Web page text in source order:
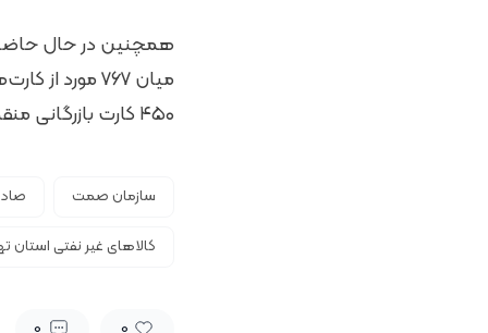
میان ۷۶۷
۴۵۰ کارت بازرگانی منقضی و ۳۱۸ کارت بازرگانی نیز دارای اعتبار است.
سازمان صمت
کالاهای غیر نفتی استان
0
0